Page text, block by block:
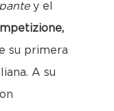
y el
su primera
A su